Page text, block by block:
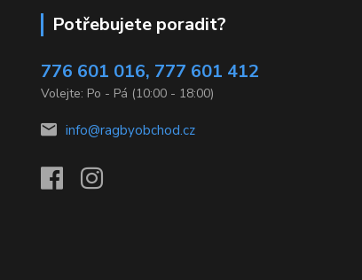
Potřebujete poradit?
776 601 016, 777 601 412
Volejte: Po - Pá (10:00 - 18:00)
info@ragbyobchod.cz